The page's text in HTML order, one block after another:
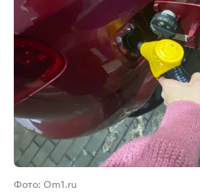
Фото: Om1.ru